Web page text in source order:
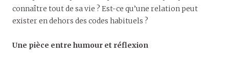
connaître tout de sa vie ? Est-ce qu’une relation peut
exister en dehors des codes habituels ?
Une pièce entre humour et réflexion